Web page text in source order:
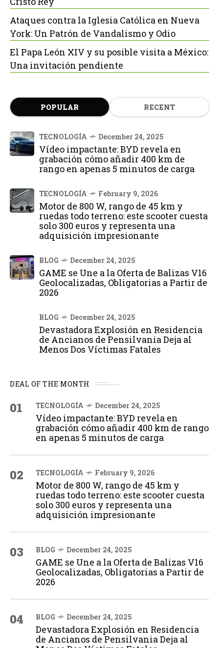
Ataques contra la Iglesia Católica en Nueva
York: Un Patrón de Vandalismo y Odio
El Papa León XIV y su posible visita a México:
Una invitación pendiente
POPULAR RECENT
TECNOLOGÍA December 24, 2025
Vídeo impactante: BYD revela en
grabación cómo añadir 400 km de
rango en apenas 5 minutos de carga
TECNOLOGÍA February 9, 2026
Motor de 800 W, rango de 45 km y
ruedas todo terreno: este scooter cuesta
solo 300 euros y representa una
adquisición impresionante
BLOG December 24, 2025
GAME se Une a la Oferta de Balizas V16
Geolocalizadas, Obligatorias a Partir de
2026
BLOG December 24, 2025
Devastadora Explosión en Residencia
de Ancianos de Pensilvania Deja al
Menos Dos Víctimas Fatales
DEAL OF THE MONTH
01 TECNOLOGÍA December 24, 2025
Vídeo impactante: BYD revela en
grabación cómo añadir 400 km de rango
en apenas 5 minutos de carga
02 TECNOLOGÍA February 9, 2026
Motor de 800 W, rango de 45 km y
ruedas todo terreno: este scooter cuesta
solo 300 euros y representa una
adquisición impresionante
03 BLOG December 24, 2025
GAME se Une a la Oferta de Balizas V16
Geolocalizadas, Obligatorias a Partir de
2026
04 BLOG December 24, 2025
Devastadora Explosión en Residencia
de Ancianos de Pensilvania Deja al